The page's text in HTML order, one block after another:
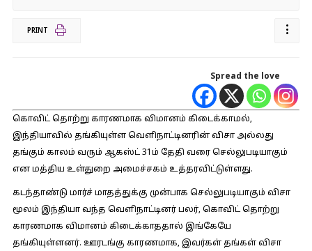
PRINT
Spread the love
கொவிட் தொற்று காரணமாக விமானம் கிடைக்காமல்,
இந்தியாவில் தங்கியுள்ள வெளிநாட்டினரின் விசா அல்லது
தங்கும் காலம் வரும் ஆகஸ்ட் 31ம் தேதி வரை செல்லுபடியாகும்
என மத்திய உள்துறை அமைச்சகம் உத்தரவிட்டுள்ளது.
கடந்தாண்டு மார்ச் மாதத்துக்கு முன்பாக செல்லுபடியாகும் விசா
மூலம் இந்தியா வந்த வெளிநாட்டினர் பலர், கொவிட் தொற்று
காரணமாக விமானம் கிடைக்காததால் இங்கேயே
தங்கியுள்ளனர். ஊரடங்கு காரணமாக, இவர்கள் தங்கள் விசா